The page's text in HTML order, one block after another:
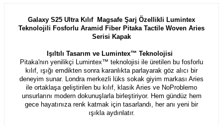
Galaxy S25 Ultra Kılıf Magsafe Şarj Özellikli Lumintex
Teknolojili Fosforlu Aramid Fiber Pitaka Tactile Woven Aries
Serisi Kapak
Işıltılı Tasarım ve Lumintex™ Teknolojisi
Pitaka'nın yenilikçi Lumintex™ teknolojisi ile üretilen bu fosforlu
kılıf, ışığı emdikten sonra karanlıkta parlayarak göz alıcı bir
deneyim sunar. Londra merkezli lüks sokak giyim markası Aries
ile ortaklaşa geliştirilen bu kılıf, klasik Aries ve NoProblemo
unsurlarını modern dokunuşlarla birleştiriyor. Hem gündüz hem
gece hayatınıza renk katmak için tasarlandı, her anı yeni bir
ışıkla aydınlatır.